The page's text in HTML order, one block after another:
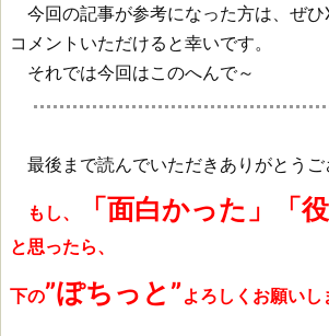
今回の記事が参考になった方は、ぜ
コメントいただけると幸いです。
それでは今回はこのへんで～
最後まで読んでいただきありがとうご
もし、 「面白かった」「
と思ったら、
下の”ぽちっと”よろしくお願いし